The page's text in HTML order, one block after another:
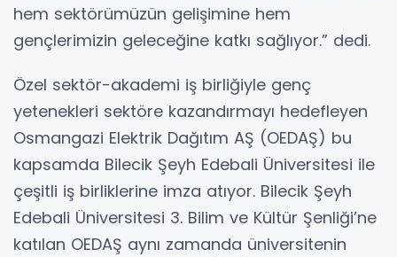
hem sektörümüzün gelişimine hem
gençlerimizin geleceğine katkı sağlıyor.” dedi.
Özel sektör-akademi iş birliğiyle genç
yetenekleri sektöre kazandırmayı hedefleyen
Osmangazi Elektrik Dağıtım AŞ (OEDAŞ) bu
kapsamda Bilecik Şeyh Edebali Üniversitesi ile
çeşitli iş birliklerine imza atıyor. Bilecik Şeyh
Edebali Üniversitesi 3. Bilim ve Kültür Şenliği’ne
katılan OEDAŞ aynı zamanda üniversitenin